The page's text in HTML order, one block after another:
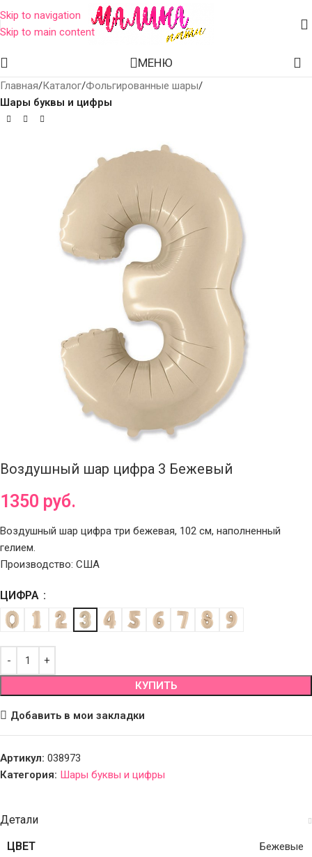
Skip to navigation
Skip to main content
МЕНЮ
Главная Каталог Фольгированные шары
Шары буквы и цифры
Воздушный шар цифра 3 Бежевый
1350 руб.
Воздушный шар цифра три бежевая, 102 см, наполненный
гелием.
Производство: США
ЦИФРА
КУПИТЬ
Добавить в мои закладки
Артикул: 038973
Категория: Шары буквы и цифры
Детали
ЦВЕТ
Бежевые